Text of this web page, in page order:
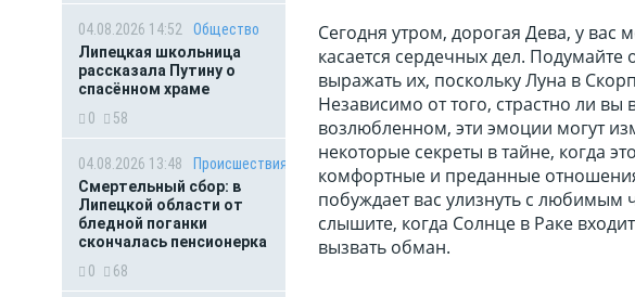
04.08.2026 14:52
Общество
Липецкая школьница
рассказала Путину о
спасённом храме
0
58
04.08.2026 13:48
Происшествия
Смертельный сбор: в
Липецкой области от
бледной поганки
скончалась пенсионерка
0
68
Сегодня утром, дорогая Дева, у вас
касается сердечных дел.
выражать их, поскольку Луна в
Независимо от того, страстно ли
возлюбленном, эти эмоции могут
некоторые секреты в тайне, когда
комфортные и преданные
побуждает вас улизнуть с любимым
слышите, когда Солнце в Раке
вызвать обман.